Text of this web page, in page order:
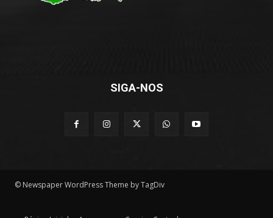
SIGA-NOS
© Newspaper WordPress Theme by TagDiv